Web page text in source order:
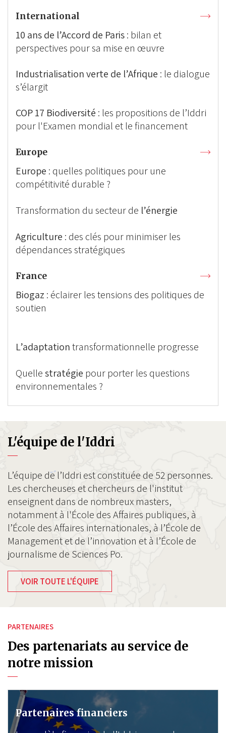
International
10 ans de l’Accord de Paris: bilan et
perspectives pour sa mise en œuvre
Industrialisation verte de l’Afrique : le dialogue
s’élargit
COP 17 Biodiversité : les propositions de l’Iddri
pour l'Examen mondial et le financement
Europe
Europe : quelles politiques pour une
compétitivité durable ?
Transformation du secteur de l’énergie
Agriculture : des clés pour minimiser les
dépendances stratégiques
France
Biogaz : éclairer les tensions des politiques de
soutien
L’adaptationtransformationnelle progresse
Quellestratégie pour porter les questions
environnementales ?
L'équipe de l'Iddri
L’équipe de l’Iddri est constituée de 52 personnes.
Les chercheuses et chercheurs de l'institut
enseignent dans de nombreux masters,
notamment à l'École des Affaires publiques, à
l’École des Affaires internationales, à l’École de
Management et de l’innovation et à l’École de
journalisme de Sciences Po.
VOIR TOUTE L'ÉQUIPE
PARTENAIRES
Des partenariats au service de
notre mission
Partenaires financiers